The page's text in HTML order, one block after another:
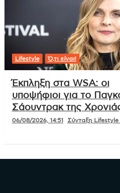
Lifestyle Ό,τι είναι!
Έκπληξη στα WSA: οι
υποψήφιοι για το
Σάουντρακ της
06/08/2026, 14:51 Σύνταξη